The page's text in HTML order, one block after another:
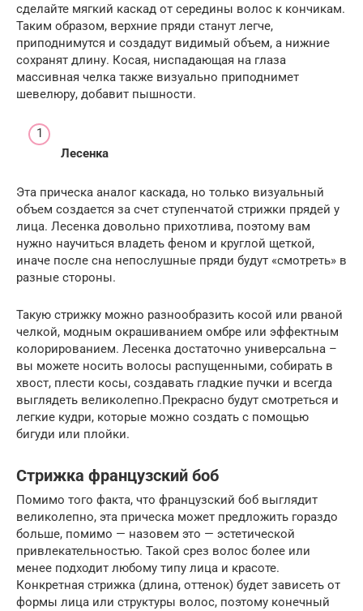
сделайте мягкий каскад от середины волос к кончикам.
Таким образом, верхние пряди станут легче,
приподнимутся и создадут видимый объем, а нижние
сохранят длину. Косая, ниспадающая на глаза
массивная челка также визуально приподнимет
шевелюру, добавит пышности.
Лесенка
Эта прическа аналог каскада, но только визуальный
объем создается за счет ступенчатой стрижки прядей у
лица. Лесенка довольно прихотлива, поэтому вам
нужно научиться владеть феном и круглой щеткой,
иначе после сна непослушные пряди будут «смотреть» в
разные стороны.
Такую стрижку можно разнообразить косой или рваной
челкой, модным окрашиванием омбре или эффектным
колорированием. Лесенка достаточно универсальна –
вы можете носить волосы распущенными, собирать в
хвост, плести косы, создавать гладкие пучки и всегда
выглядеть великолепно.Прекрасно будут смотреться и
легкие кудри, которые можно создать с помощью
бигуди или плойки.
Стрижка французский боб
Помимо того факта, что французский боб выглядит
великолепно, эта прическа может предложить гораздо
больше, помимо — назовем это — эстетической
привлекательностью. Такой срез волос более или
менее подходит любому типу лица и красоте.
Конкретная стрижка (длина, оттенок) будет зависеть от
формы лица или структуры волос, поэтому конечный